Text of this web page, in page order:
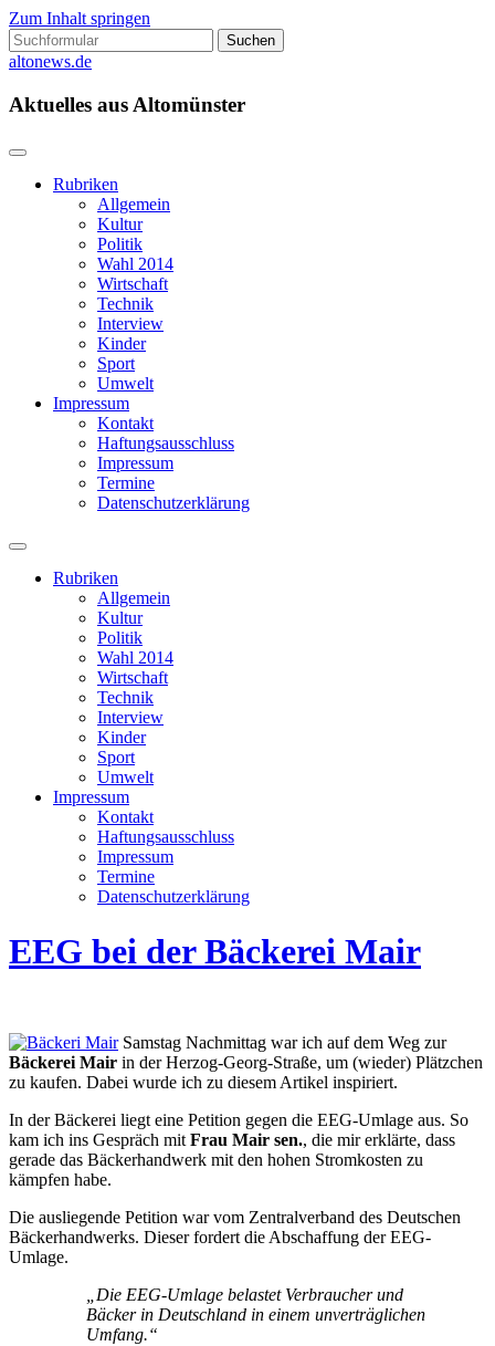
Zum Inhalt springen
Suchen
nach:
altonews.de
Aktuelles aus Altomünster
Rubriken
Allgemein
Kultur
Politik
Wahl 2014
Wirtschaft
Technik
Interview
Kinder
Sport
Umwelt
Impressum
Kontakt
Haftungsausschluss
Impressum
Termine
Datenschutzerklärung
Suchfeld
ein-/ausblenden
Rubriken
Allgemein
Kultur
Politik
Wahl 2014
Wirtschaft
Technik
Interview
Kinder
Sport
Umwelt
Impressum
Kontakt
Haftungsausschluss
Impressum
Termine
Datenschutzerklärung
EEG bei der Bäckerei Mair
Samstag Nachmittag war ich auf dem Weg zur
Bäckerei Mair in der Herzog-Georg-Straße, um (wieder) Plätzchen
zu kaufen. Dabei wurde ich zu diesem Artikel inspiriert.
In der Bäckerei liegt eine Petition gegen die EEG-Umlage aus. So
kam ich ins Gespräch mit Frau Mair sen., die mir erklärte, dass
gerade das Bäckerhandwerk mit den hohen Stromkosten zu
kämpfen habe.
Die ausliegende Petition war vom Zentralverband des Deutschen
Bäckerhandwerks. Dieser fordert die Abschaffung der EEG-
Umlage.
„Die EEG-Umlage belastet Verbraucher und
Bäcker in Deutschland in einem unverträglichen
Umfang.“